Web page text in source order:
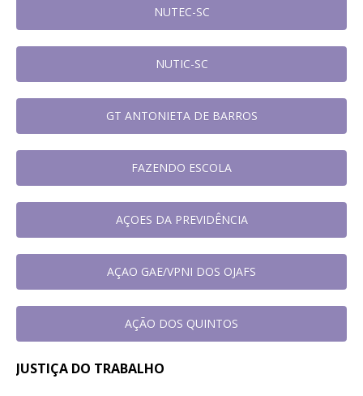
NUTEC-SC
NUTIC-SC
GT ANTONIETA DE BARROS
FAZENDO ESCOLA
AÇOES DA PREVIDÊNCIA
AÇAO GAE/VPNI DOS OJAFS
AÇÃO DOS QUINTOS
JUSTIÇA DO TRABALHO